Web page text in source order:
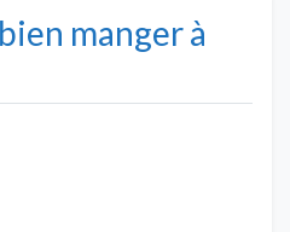
manger à